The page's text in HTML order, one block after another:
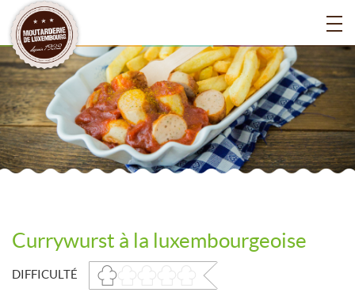
Currywurst à la luxembourgeoise
DIFFICULTÉ